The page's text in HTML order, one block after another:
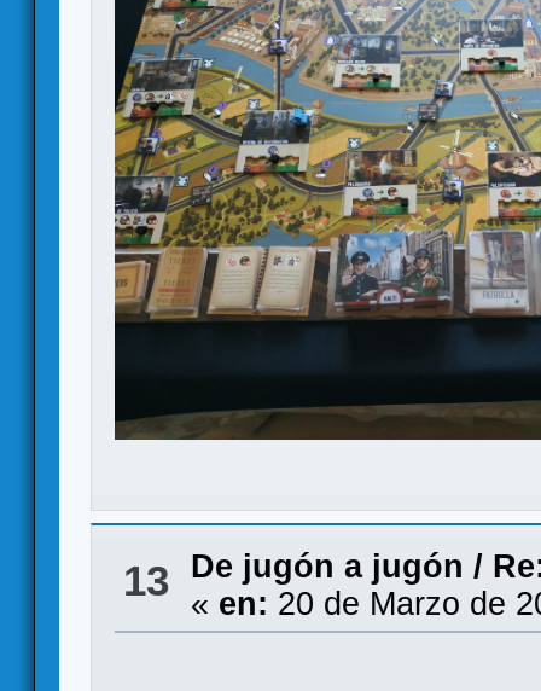
13 De jugón a jugón /
« en: 20 de Marzo de